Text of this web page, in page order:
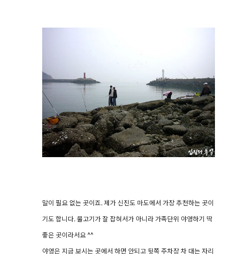
말이 필요 없는 곳이죠. 제가 신진도 마도에서 가장 추천하는 곳이
기도 합니다. 물고기가 잘 잡혀서가 아니라 가족단위 야영하기 딱
좋은 곳이라서요 ^^
야영은 지금 보시는 곳에서 하면 안되고 뒷쪽 주차장 차 대는 자리